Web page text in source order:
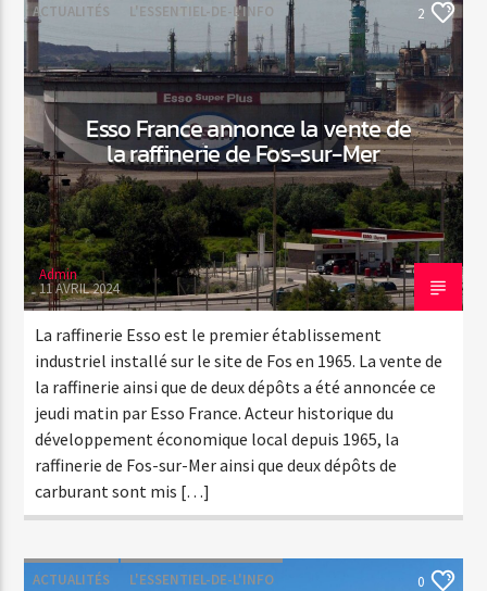
ACTUALITÉS L'ESSENTIEL-DE-L'INFO 2
Esso France annonce la vente de
la raffinerie de Fos-sur-Mer
Admin
11 AVRIL 2024
La raffinerie Esso est le premier établissement
industriel installé sur le site de Fos en 1965. La vente de
la raffinerie ainsi que de deux dépôts a été annoncée ce
jeudi matin par Esso France. Acteur historique du
développement économique local depuis 1965, la
raffinerie de Fos-sur-Mer ainsi que deux dépôts de
carburant sont mis […]
ACTUALITÉS L'ESSENTIEL-DE-L'INFO 0